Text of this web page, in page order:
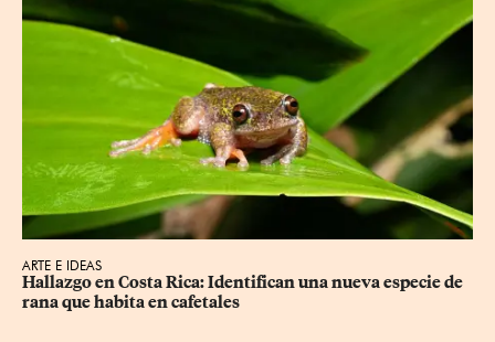
ARTE E IDEAS
Hallazgo en Costa Rica: Identifican una nueva especie de
rana que habita en cafetales